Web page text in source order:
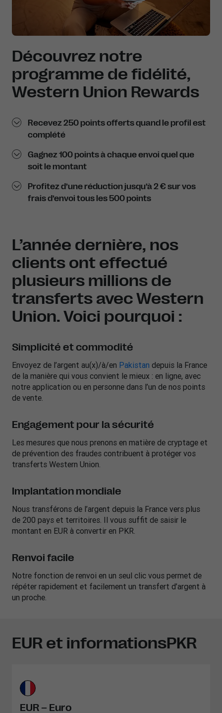
Découvrez notre
programme de fidélité,
Western Union Rewards
Recevez 250 points offerts quand le profil est
complété
Gagnez 100 points à chaque envoi quel que
soit le montant
Profitez d’une réduction jusqu’à 2 € sur vos
frais d’envoi tous les 500 points
L’année dernière, nos
clients ont effectué
plusieurs millions de
transferts avec Western
Union. Voici pourquoi :
Simplicité et commodité
Envoyez de l’argent au(x)/à/en Pakistan depuis la France
de la manière qui vous convient le mieux : en ligne, avec
notre application ou en personne dans l’un de nos points
de vente.
Engagement pour la sécurité
Les mesures que nous prenons en matière de cryptage et
de prévention des fraudes contribuent à protéger vos
transferts Western Union.
Implantation mondiale
Nous transférons de l’argent depuis la France vers plus
de 200 pays et territoires. Il vous suffit de saisir le
montant en EUR à convertir en PKR.
Renvoi facile
Notre fonction de renvoi en un seul clic vous permet de
répéter rapidement et facilement un transfert d’argent à
un proche.
EUR et informationsPKR
EUR – Euro